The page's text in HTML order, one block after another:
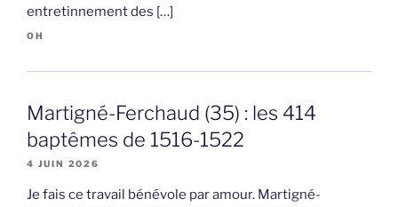
entretinnement des […]
OH
Martigné-Ferchaud (35) : les 414
baptêmes de 1516-1522
4 JUIN 2026
Je fais ce travail bénévole par amour. Martigné-